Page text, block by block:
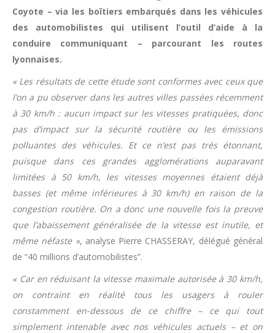
Coyote – via les boîtiers embarqués dans les véhicules
des automobilistes qui utilisent l’outil d’aide à la
conduire communiquant – parcourant les routes
lyonnaises.
« Les résultats de cette étude sont conformes avec ceux que
l’on a pu observer dans les autres villes passées récemment
à 30 km/h : aucun impact sur les vitesses pratiquées, donc
pas d’impact sur la sécurité routière ou les émissions
polluantes des véhicules. Et ce n’est pas très étonnant,
puisque dans ces grandes agglomérations auparavant
limitées à 50 km/h, les vitesses moyennes étaient déjà
basses (et même inférieures à 30 km/h) en raison de la
congestion routière. On a donc une nouvelle fois la preuve
que l’abaissement généralisée de la vitesse est inutile, et
même néfaste », analyse Pierre CHASSERAY, délégué général
de “40 millions d’automobilistes”.
« Car en réduisant la vitesse maximale autorisée à 30 km/h,
on contraint en réalité tous les usagers à rouler
constamment en-dessous de ce chiffre – ce qui tout
simplement intenable avec nos véhicules actuels – et on